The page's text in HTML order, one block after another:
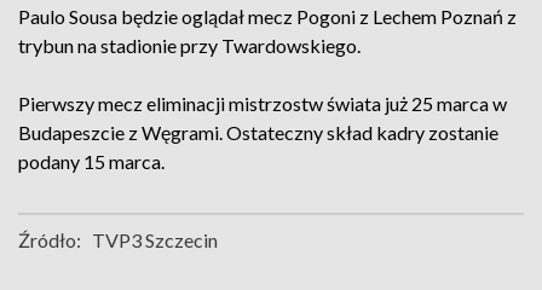
Paulo Sousa będzie oglądał mecz Pogoni z Lechem Poznań z
trybun na stadionie przy Twardowskiego.
Pierwszy mecz eliminacji mistrzostw świata już 25 marca w
Budapeszcie z Węgrami. Ostateczny skład kadry zostanie
podany 15 marca.
Źródło: TVP3 Szczecin